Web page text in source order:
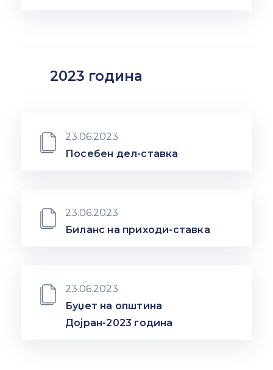
2023 година
23.06.2023
Посебен дел-ставка
23.06.2023
Биланс на приходи-ставка
23.06.2023
Буџет на општина
Дојран-2023 година